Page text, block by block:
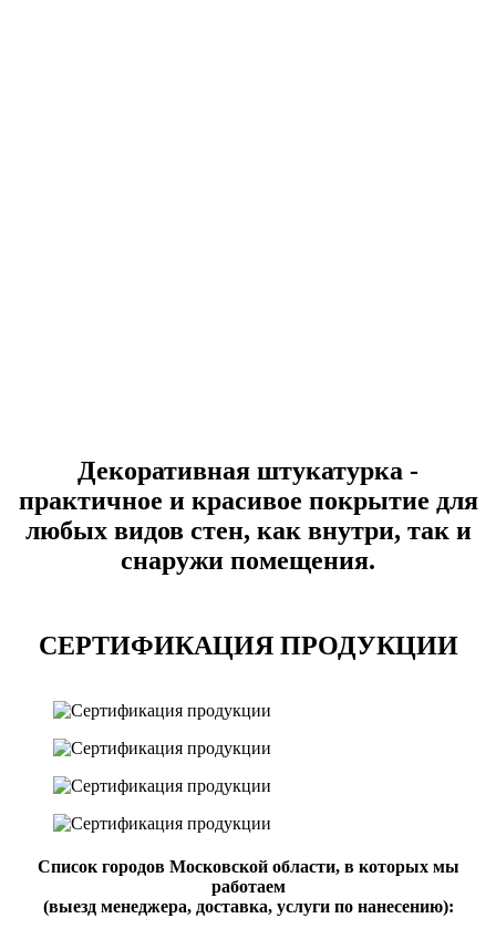
Декоративная штукатурка -
практичное и красивое покрытие для
любых видов стен, как внутри, так и
снаружи помещения.
СЕРТИФИКАЦИЯ ПРОДУКЦИИ
Список городов Московской области, в которых мы
работаем
(выезд менеджера, доставка, услуги по нанесению):